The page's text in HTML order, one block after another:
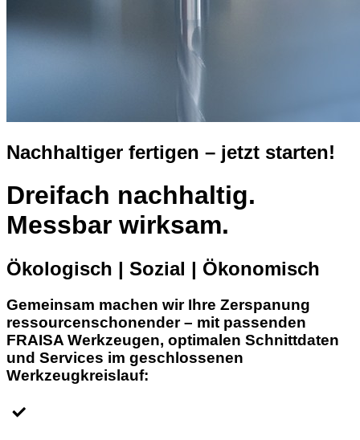
Nachhaltiger fertigen – jetzt starten!
Dreifach nachhaltig.
Messbar wirksam.
Ökologisch | Sozial | Ökonomisch
Gemeinsam machen wir Ihre Zerspanung
ressourcenschonender – mit passenden
FRAISA Werkzeugen, optimalen Schnittdaten
und Services im geschlossenen
Werkzeugkreislauf: